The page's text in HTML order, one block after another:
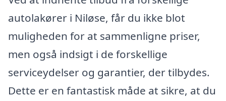
autolakører i Niløse, får du ikke blot
muligheden for at sammenligne priser,
men også indsigt i de forskellige
serviceydelser og garantier, der tilbydes.
Dette er en fantastisk måde at sikre, at du